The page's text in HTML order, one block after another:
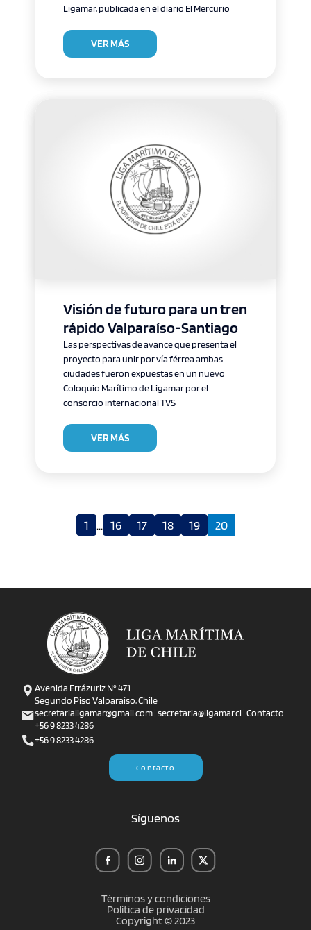
Ligamar, publicada en el diario El Mercurio
VER MÁS
Visión de futuro para un tren
rápido Valparaíso-Santiago
Las perspectivas de avance que presenta el
proyecto para unir por vía férrea ambas
ciudades fueron expuestas en un nuevo
Coloquio Marítimo de Ligamar por el
consorcio internacional TVS
VER MÁS
1 ... 16 17 18 19 20
Avenida Errázuriz N° 471
Segundo Piso Valparaíso, Chile
secretarialigamar@gmail.com | secretaria@ligamar.cl | Contacto
+56 9 8233 4286
+56 9 8233 4286
Contacto
Síguenos
Términos y condiciones
Política de privacidad
Copyright © 2023